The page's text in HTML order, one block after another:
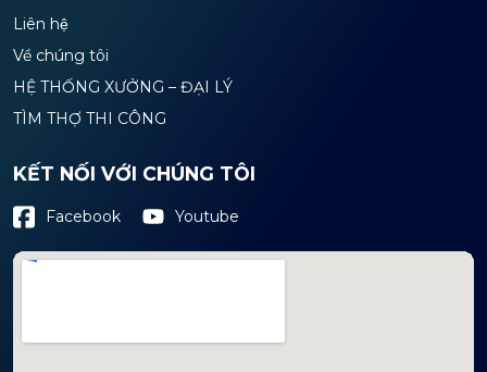
Liên hệ
Về chúng tôi
HỆ THỐNG XƯỞNG – ĐẠI LÝ
TÌM THỢ THI CÔNG
KẾT NỐI VỚI CHÚNG TÔI
Facebook Youtube